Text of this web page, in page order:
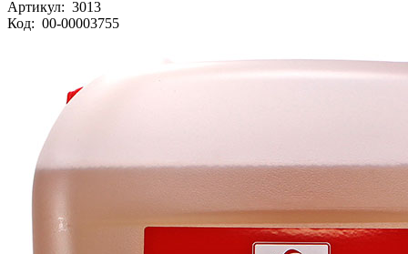
Артикул: 3013
Код: 00-00003755